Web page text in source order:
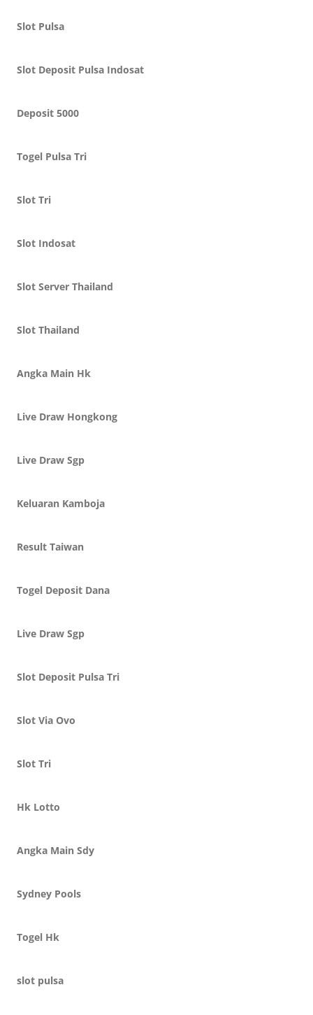
Slot Pulsa
Slot Deposit Pulsa Indosat
Deposit 5000
Togel Pulsa Tri
Slot Tri
Slot Indosat
Slot Server Thailand
Slot Thailand
Angka Main Hk
Live Draw Hongkong
Live Draw Sgp
Keluaran Kamboja
Result Taiwan
Togel Deposit Dana
Live Draw Sgp
Slot Deposit Pulsa Tri
Slot Via Ovo
Slot Tri
Hk Lotto
Angka Main Sdy
Sydney Pools
Togel Hk
slot pulsa